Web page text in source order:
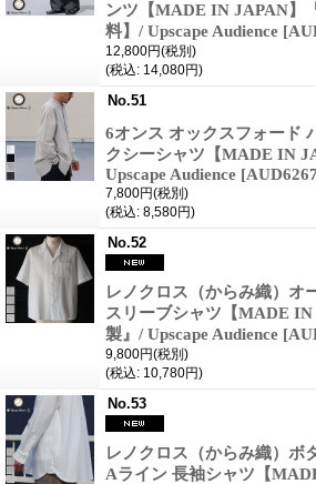
ンツ【MADE IN JAPAN】
料】/ Upscape Audience
12,800円(税別)
(税込: 14,080円)
No.51
6オンス オックスフォード
クシーシャツ【MADE IN
Upscape Audience
7,800円(税別)
(税込: 8,580円)
No.52
レノクロス（からみ織）オ
スリーブシャツ【MADE
製』/ Upscape Audience
9,800円(税別)
(税込: 10,780円)
No.53
レノクロス（からみ織）ボ
Aライン 長袖シャツ【